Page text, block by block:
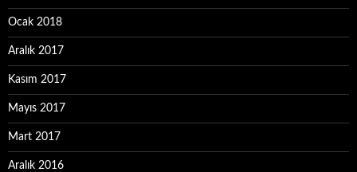
Ocak 2018
Aralık 2017
Kasım 2017
Mayıs 2017
Mart 2017
Aralık 2016